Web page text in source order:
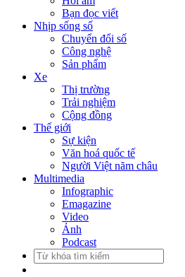
Bạn đọc viết
Nhịp sống số
Chuyển đổi số
Công nghệ
Sản phẩm
Xe
Thị trường
Trải nghiệm
Cộng đồng
Thế giới
Sự kiện
Văn hoá quốc tế
Người Việt năm châu
Multimedia
Infographic
Emagazine
Video
Ảnh
Podcast